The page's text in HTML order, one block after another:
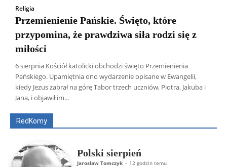
Religia
Przemienienie Pańskie. Święto, które
przypomina, że prawdziwa siła rodzi się z
miłości
6 sierpnia Kościół katolicki obchodzi święto Przemienienia
Pańskiego. Upamiętnia ono wydarzenie opisane w Ewangelii,
kiedy Jezus zabrał na górę Tabor trzech uczniów, Piotra, Jakuba i
Jana, i objawił im...
RedKomy
Wszyscy Aleksander Borowik
Antoni Radczenko
Artur Płokszto
Grzegorz Górny
Polski sierpień
Jarosław Tomczyk - 12 godzin temu